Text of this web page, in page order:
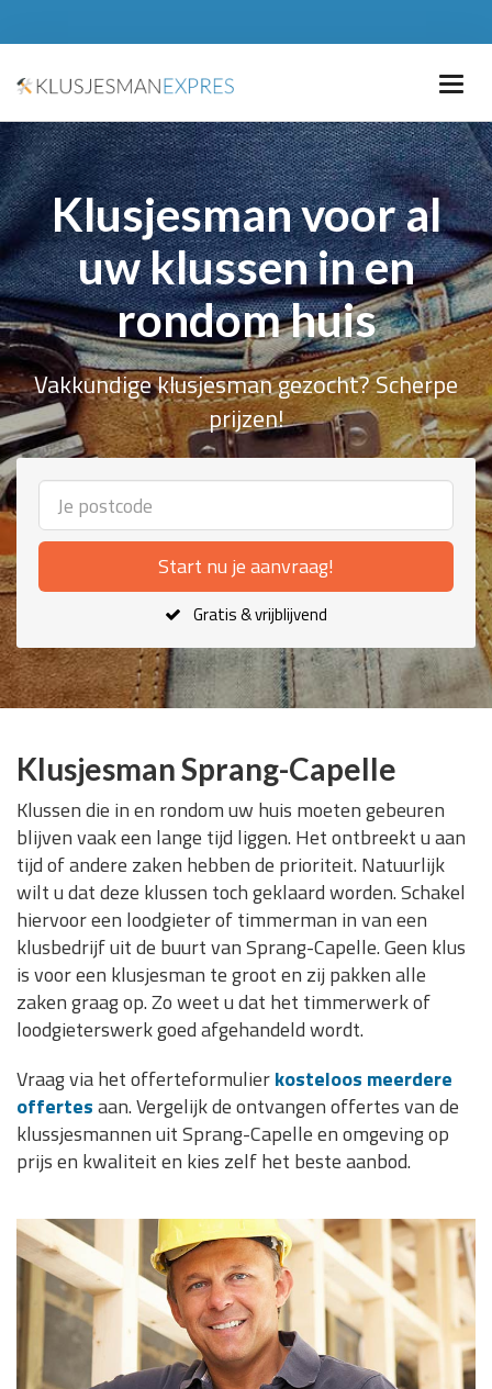
Klusjesman voor al
uw klussen in en
rondom huis
Vakkundige klusjesman gezocht? Scherpe
prijzen!
Start nu je aanvraag!
Gratis & vrijblijvend
Klusjesman Sprang-Capelle
Klussen die in en rondom uw huis moeten gebeuren
blijven vaak een lange tijd liggen. Het ontbreekt u aan
tijd of andere zaken hebben de prioriteit. Natuurlijk
wilt u dat deze klussen toch geklaard worden. Schakel
hiervoor een loodgieter of timmerman in van een
klusbedrijf uit de buurt van Sprang-Capelle. Geen klus
is voor een klusjesman te groot en zij pakken alle
zaken graag op. Zo weet u dat het timmerwerk of
loodgieterswerk goed afgehandeld wordt.
Vraag via het offerteformulierkosteloos meerdere
offertesaan. Vergelijk de ontvangen offertes van de
klussjesmannen uit Sprang-Capelle en omgeving op
prijs en kwaliteit en kies zelf het beste aanbod.